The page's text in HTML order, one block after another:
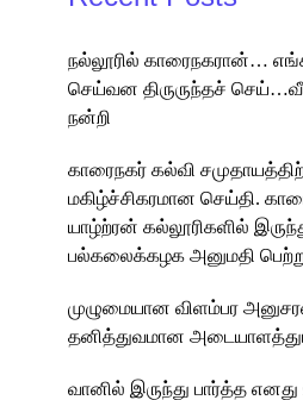
நல்லூரில் காரைநகரான்…
செய்வன திருருந்தச்
நன்றி
காரைநகர் கல்வி
மகிழ்ச்சிகரமான செய்தி.
யாழ்ற்ரன் கல்லூரிகளில்
பல்கலைக்கழக அனுமதி
முழுமையான விளம்பர
தனித்துவமான
வானில் இருந்து பார்த்த